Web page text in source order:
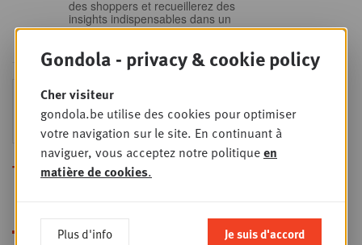
des shoppers et recueillerez des
insights indispensables dans un
secteur en plein
JEU
24
Sales & nego Summit
2026
Sales & Nego summit 2026
Toutes les formations
Gondola - privacy & cookie policy
Cher visiteur
gondola.be utilise des cookies pour optimiser
votre navigation sur le site. En continuant à
naviguer, vous acceptez notre politiqueen
matière de cookies.
Plus d'info Je suis d'accord